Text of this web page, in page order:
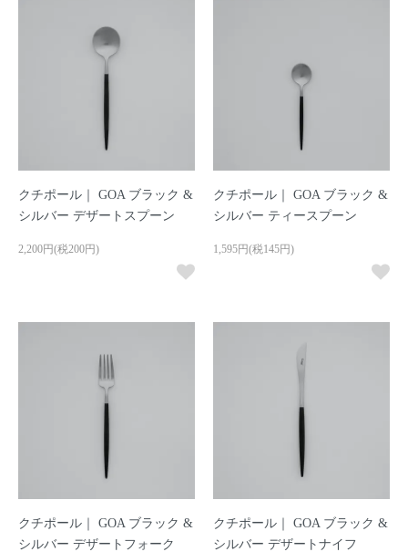
クチポール｜ GOA ブラック &
シルバー デザートスプーン
2,200円(税200円)
クチポール｜ GOA ブラック &
シルバー ティースプーン
1,595円(税145円)
クチポール｜ GOA ブラック &
シルバー デザートフォーク
クチポール｜ GOA ブラック &
シルバー デザートナイフ